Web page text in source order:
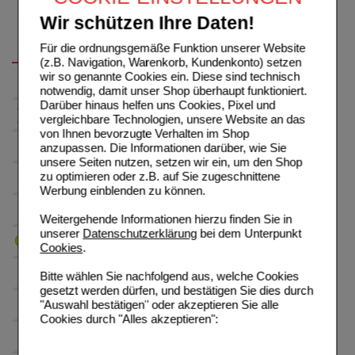
Wir schützen Ihre Daten!
Für die ordnungsgemäße Funktion unserer Website
(z.B. Navigation, Warenkorb, Kundenkonto) setzen
wir so genannte Cookies ein. Diese sind technisch
notwendig, damit unser Shop überhaupt funktioniert.
Darüber hinaus helfen uns Cookies, Pixel und
vergleichbare Technologien, unsere Website an das
von Ihnen bevorzugte Verhalten im Shop
anzupassen. Die Informationen darüber, wie Sie
unsere Seiten nutzen, setzen wir ein, um den Shop
zu optimieren oder z.B. auf Sie zugeschnittene
Werbung einblenden zu können.
Weitergehende Informationen hierzu finden Sie in
unserer Datenschutzerklärungbei dem Unterpunkt
Cookies.
Bitte wählen Sie nachfolgend aus, welche Cookies
gesetzt werden dürfen, und bestätigen Sie dies durch
"Auswahl bestätigen" oder akzeptieren Sie alle
Cookies durch "Alles akzeptieren":